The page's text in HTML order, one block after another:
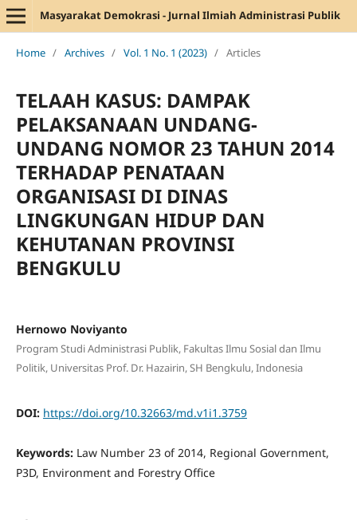
Masyarakat Demokrasi - Jurnal Ilmiah Administrasi Publik
Home / Archives / Vol. 1 No. 1 (2023) / Articles
TELAAH KASUS: DAMPAK
PELAKSANAAN UNDANG-
UNDANG NOMOR 23 TAHUN 2014
TERHADAP PENATAAN
ORGANISASI DI DINAS
LINGKUNGAN HIDUP DAN
KEHUTANAN PROVINSI
BENGKULU
Hernowo Noviyanto
Program Studi Administrasi Publik, Fakultas Ilmu Sosial dan Ilmu
Politik, Universitas Prof. Dr. Hazairin, SH Bengkulu, Indonesia
DOI: https://doi.org/10.32663/md.v1i1.3759
Keywords: Law Number 23 of 2014, Regional Government,
P3D, Environment and Forestry Office